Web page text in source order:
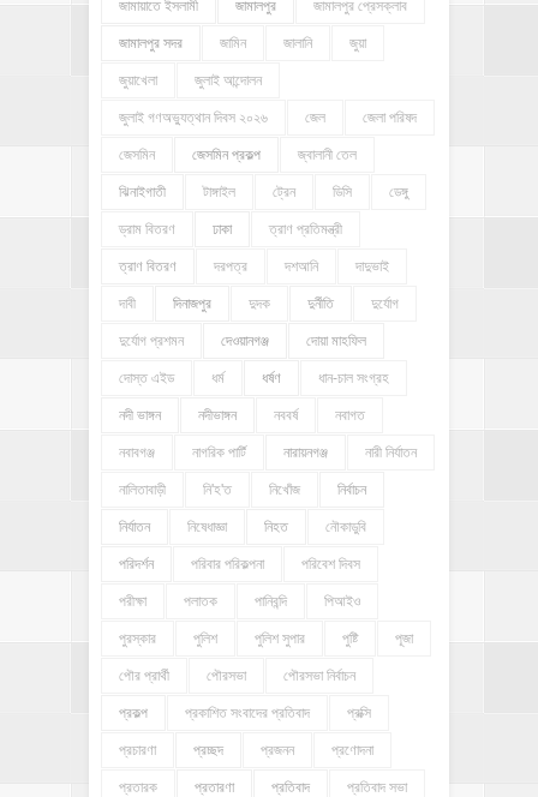
জামায়াতে ইসলামী জামালপুর জামালপুর প্রেসক্লাব
জামালপুর সদর জামিন জালানি জুয়া
জুয়াখেলা জুলাই আন্দোলন
জুলাই গণঅভ্যুত্থান দিবস ২০২৬ জেল জেলা পরিষদ
জেসমিন জেসমিন প্রকল্প জ্বালানী তেল
ঝিনাইগাতী টাঙ্গাইল ট্রেন ডিসি ডেঙ্গু
ড্রাম বিতরণ ঢাকা ত্রাণ প্রতিমন্ত্রী
ত্রাণ বিতরণ দরপত্র দশআনি দাদুভাই
দাবী দিনাজপুর দুদক দুর্নীতি দুর্যোগ
দুর্যোগ প্রশমন দেওয়ানগঞ্জ দোয়া মাহফিল
দোস্ত এইড ধর্ম ধর্ষণ ধান-চাল সংগ্রহ
নদী ভাঙ্গন নদীভাঙ্গন নববর্ষ নবাগত
নবাবগঞ্জ নাগরিক পার্টি নারায়নগঞ্জ নারী নির্যাতন
নালিতাবাড়ী নি'হ'ত নিখোঁজ নির্বাচন
নির্যাতন নিষেধাজ্ঞা নিহত নৌকাডুবি
পরিদর্শন পরিবার পরিকল্পনা পরিবেশ দিবস
পরীক্ষা পলাতক পানিবন্দি পিআইও
পুরস্কার পুলিশ পুলিশ সুপার পুষ্টি পূজা
পৌর প্রার্থী পৌরসভা পৌরসভা নির্বাচন
প্রকল্প প্রকাশিত সংবাদের প্রতিবাদ প্রক্সি
প্রচারণা প্রচ্ছদ প্রজনন প্রণোদনা
প্রতারক প্রতারণা প্রতিবাদ প্রতিবাদ সভা